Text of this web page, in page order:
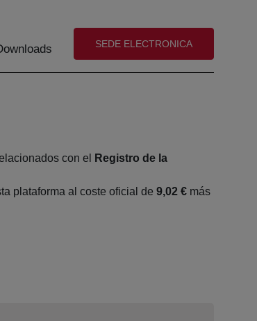
(abre en nueva ventana)
SEDE ELECTRONICA
con el
Registro de la
plataforma al coste oficial de 9,02 € más